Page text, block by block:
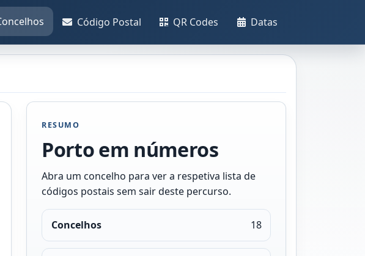
Código Postal QR Codes Datas
RESUMO
Porto em números
Abra um concelho para ver a respetiva lista de
códigos postais sem sair deste percurso.
Concelhos 18